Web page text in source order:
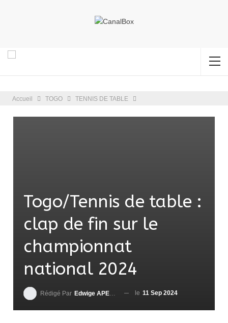
Accueil TOGO TENNIS DE TABLE
Togo/Tennis de table :
clap de fin sur le
championnat
national 2024
Rédigé Par Edwige APEDO le 11 Sep 2024